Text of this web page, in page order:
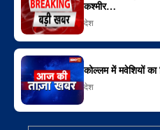
कश्मीर…
देश
कोल्लम में मवेशियों
देश